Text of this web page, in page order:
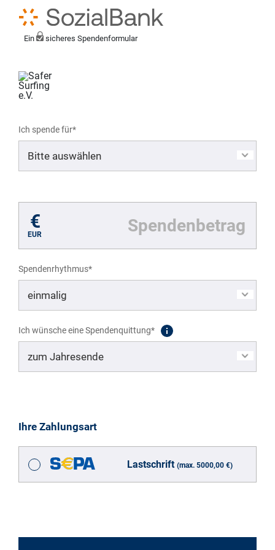
Ein sicheres Spendenformular
Ich spende für*
€
EUR
Spendenrhythmus*
Ich wünsche eine Spendenquittung*
Ihre Zahlungsart
Lastschrift (max. 5000,00 €)